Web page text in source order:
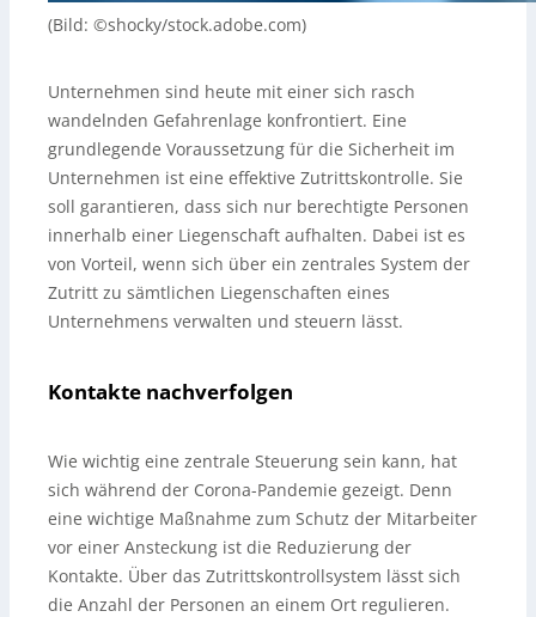
(Bild: ©shocky/stock.adobe.com)
Unternehmen sind heute mit einer sich rasch
wandelnden Gefahrenlage konfrontiert. Eine
grundlegende Voraussetzung für die Sicherheit im
Unternehmen ist eine effektive Zutrittskontrolle. Sie
soll garantieren, dass sich nur berechtigte Personen
innerhalb einer Liegenschaft aufhalten. Dabei ist es
von Vorteil, wenn sich über ein zentrales System der
Zutritt zu sämtlichen Liegenschaften eines
Unternehmens verwalten und steuern lässt.
Kontakte nachverfolgen
Wie wichtig eine zentrale Steuerung sein kann, hat
sich während der Corona-Pandemie gezeigt. Denn
eine wichtige Maßnahme zum Schutz der Mitarbeiter
vor einer Ansteckung ist die Reduzierung der
Kontakte. Über das Zutrittskontrollsystem lässt sich
die Anzahl der Personen an einem Ort regulieren.